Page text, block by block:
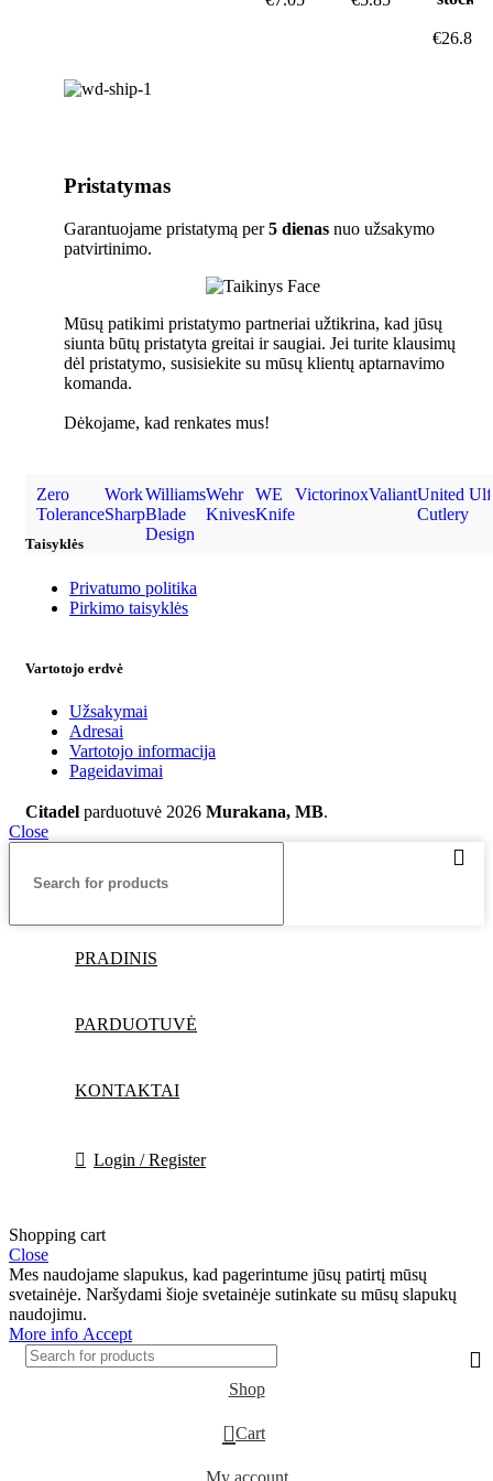
€26.85
Pristatymas
Garantuojame pristatymą per5 dienas nuo užsakymo
patvirtinimo.
Mūsų patikimi pristatymo partneriai užtikrina, kad jūsų
siunta būtų pristatyta greitai ir saugiai. Jei turite klausimų
dėl pristatymo, susisiekite su mūsų klientų aptarnavimo
komanda.
Dėkojame, kad renkates mus!
Zero
Tolerance
Work
Sharp
Williams
Blade
Design
Wehr
Knives
WE
Knife
VictorinoxValiantUnited
Cutlery
Taisyklės
Privatumo politika
Pirkimo taisyklės
Vartotojo erdvė
Užsakymai
Adresai
Vartotojo informacija
Pageidavimai
Citadel parduotuvė 2026 Murakana, MB.
Close
PRADINIS
PARDUOTUVĖ
KONTAKTAI
Login / Register
Shopping cart
Close
Mes naudojame slapukus, kad pagerintume jūsų patirtį mūsų
svetainėje. Naršydami šioje svetainėje sutinkate su mūsų slapukų
naudojimu.
More info Accept
Shop
0 Cart
My account